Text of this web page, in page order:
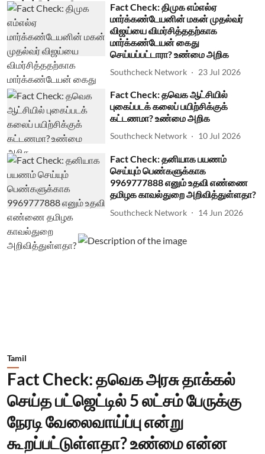
Fact Check: திமுக எம்எல்ஏ
மார்க்கண்டேயனின் மகன் முதல்வர்
விஜய்யை விமர்சித்ததற்காக
மார்க்கண்டேயன் கைது
செய்யப்பட்டாரா? உண்மை அறிக
Southcheck Network 23 Jul 2026
Fact Check: தவெக ஆட்சியில்
புகைப்படக் கலைப் பயிற்சிக்குக்
கட்டணமா? உண்மை அறிக
Southcheck Network 10 Jul 2026
Fact Check: தனியாக பயணம்
செய்யும் பெண்களுக்காக
9969777888 எனும் உதவி எண்ணை
தமிழக காவல்துறை அறிவித்துள்ளதா?
Southcheck Network 14 Jun 2026
Tamil
Fact Check: தவெக அரசு தாக்கல்
செய்த பட்ஜெட்டில் 5 லட்சம் பேருக்கு
நேரடி வேலைவாய்ப்பு என்று
கூறப்பட்டுள்ளதா? உண்மை என்ன